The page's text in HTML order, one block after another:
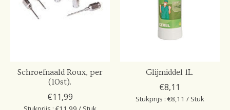
Schroefnaald Roux, per
(10st).
€11,99
Glijmiddel 1L.
€8,11
Stukprijs : €8,11 / Stuk